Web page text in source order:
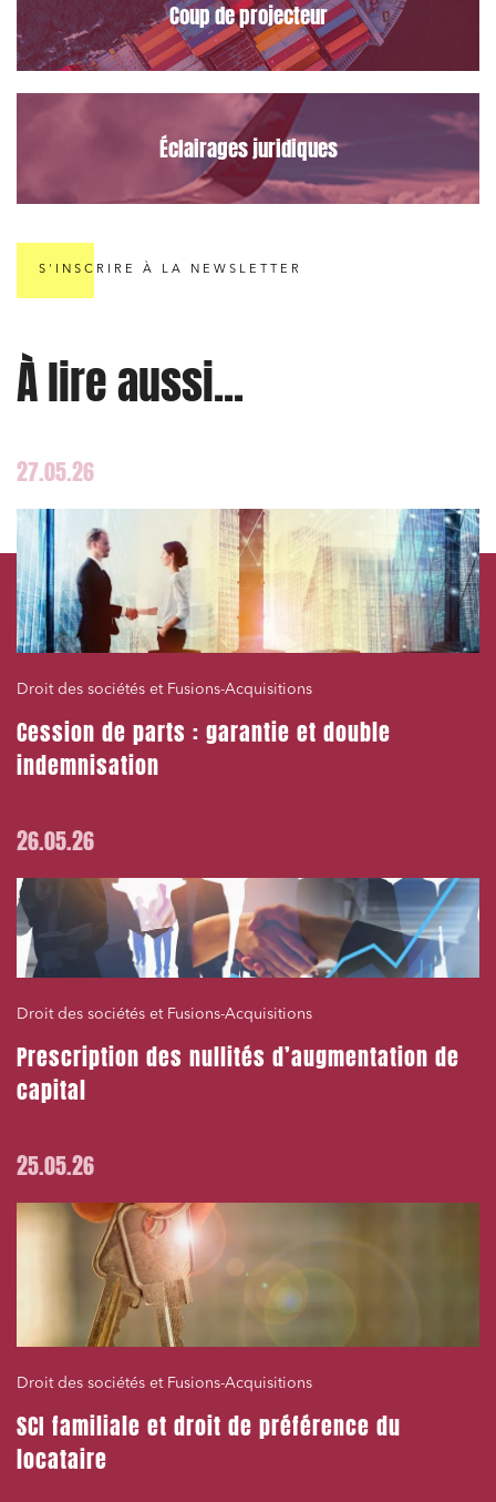
Coup de projecteur
Éclairages juridiques
S'INSCRIRE À LA NEWSLETTER
À lire aussi...
27.05.26
Droit des sociétés et Fusions-Acquisitions
Cession de parts : garantie et double
indemnisation
26.05.26
Droit des sociétés et Fusions-Acquisitions
Prescription des nullités d’augmentation de
capital
25.05.26
Droit des sociétés et Fusions-Acquisitions
SCI familiale et droit de préférence du
locataire